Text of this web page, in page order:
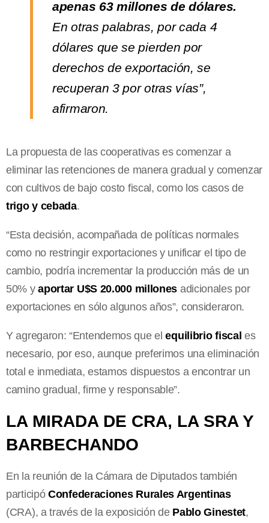
apenas 63 millones de dólares.
En otras palabras, por cada 4
dólares que se pierden por
derechos de exportación, se
recuperan 3 por otras vías”,
afirmaron.
La propuesta de las cooperativas es comenzar a
eliminar las retenciones de manera gradual y comenzar
con cultivos de bajo costo fiscal, como los casos de
trigo y cebada.
“Esta decisión, acompañada de políticas normales
como no restringir exportaciones y unificar el tipo de
cambio, podría incrementar la producción más de un
50% yaportar U$S 20.000 millones adicionales por
exportaciones en sólo algunos años”, consideraron.
Y agregaron: “Entendemos que elequilibrio fiscal es
necesario, por eso, aunque preferimos una eliminación
total e inmediata, estamos dispuestos a encontrar un
camino gradual, firme y responsable”.
LA MIRADA DE CRA, LA SRA Y
BARBECHANDO
En la reunión de la Cámara de Diputados también
participó Confederaciones Rurales Argentinas
(CRA), a través de la exposición de Pablo Ginestet,